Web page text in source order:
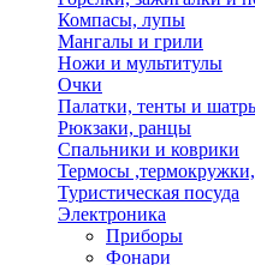
Компасы, лупы
Мангалы и грили
Ножи и мультитулы
Очки
Палатки, тенты и
Рюкзаки, ранцы
Спальники и коврики
Термосы
Туристическая посуда
Электроника
Приборы
Фонари